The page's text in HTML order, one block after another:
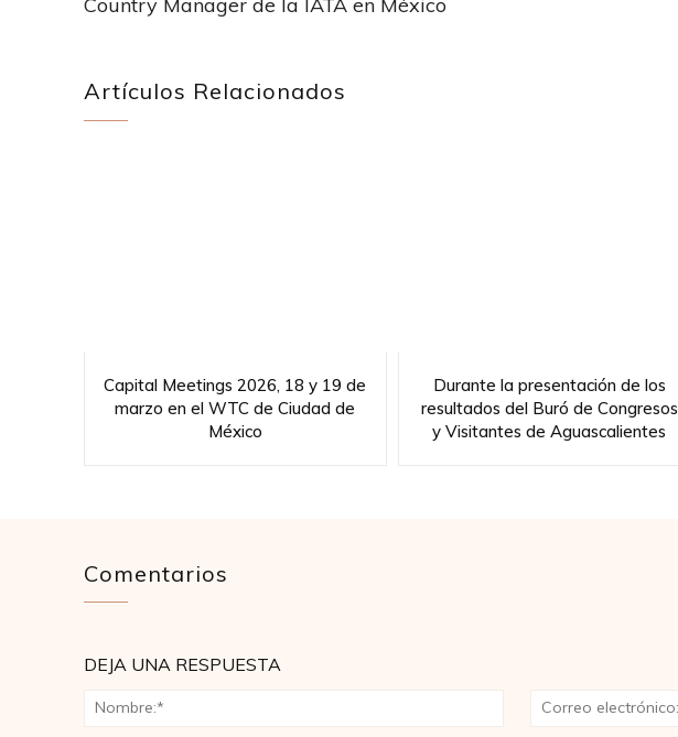
Artículos Relacionados
Capital Meetings 2026, 18 y 19 de
marzo en el WTC de Ciudad de
México
Durante la presentación de los
resultados del Buró de Congresos
y Visitantes de Aguascalientes
Comentarios
DEJA UNA RESPUESTA
Nombre:*